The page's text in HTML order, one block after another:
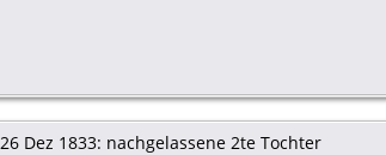
26 Dez 1833: nachgelassene 2te Tochter